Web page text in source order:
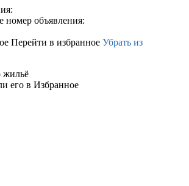
номер объявления:
Перейти в избранное Убрать из
жильё
его в Избранное